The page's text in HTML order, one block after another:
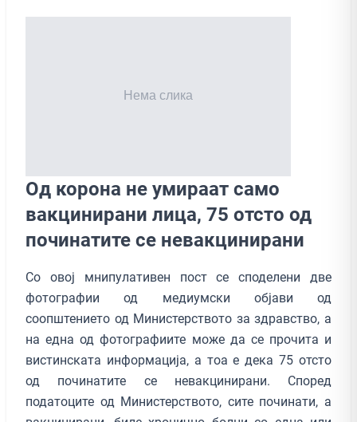
Од корона не умираат само
вакцинирани лица, 75 отсто од
починатите се невакцинирани
Со овој мнипулативен пост се споделени две
фотографии од медиумски објави од
соопштението од Министерството за здравство, а
на една од фотографиите може да се прочита и
вистинската информација, а тоа е дека 75 отсто
од починатите се невакцинирани. Според
податоците од Министерството, сите починати, а